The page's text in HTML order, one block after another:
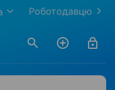
Роботодавцю